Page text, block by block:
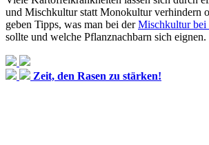
und Mischkultur statt Monokultur verhindern
geben Tipps, was man bei derMischkultur
sollte und welche Pflanznachbarn sich eignen.
Zeit, den Rasen zu stärken!